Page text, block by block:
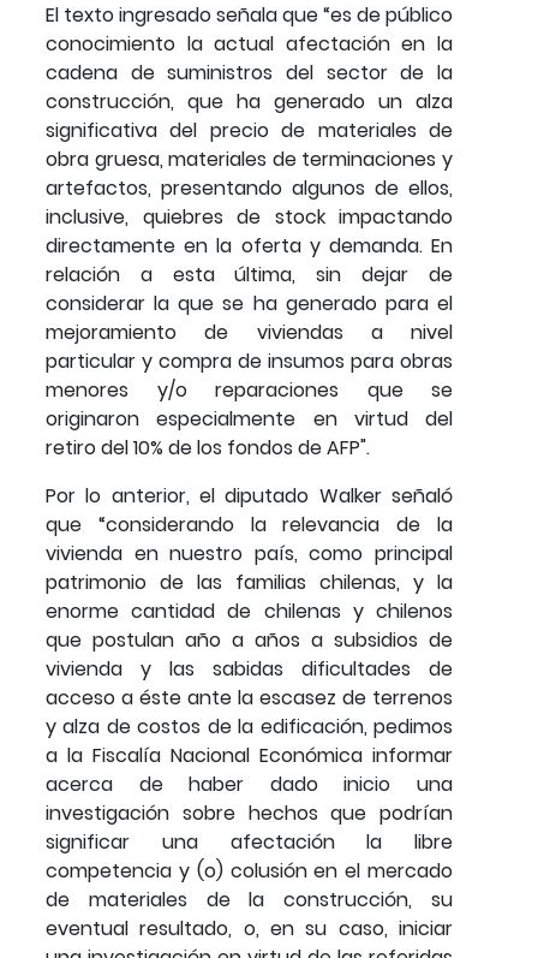
El texto ingresado señala que “es de público
conocimiento la actual afectación en la
cadena de suministros del sector de la
construcción, que ha generado un alza
significativa del precio de materiales de
obra gruesa, materiales de terminaciones y
artefactos, presentando algunos de ellos,
inclusive, quiebres de stock impactando
directamente en la oferta y demanda. En
relación a esta última, sin dejar de
considerar la que se ha generado para el
mejoramiento de viviendas a nivel
particular y compra de insumos para obras
menores y/o reparaciones que se
originaron especialmente en virtud del
retiro del 10% de los fondos de AFP".
Por lo anterior, el diputado Walker señaló
que “considerando la relevancia de la
vivienda en nuestro país, como principal
patrimonio de las familias chilenas, y la
enorme cantidad de chilenas y chilenos
que postulan año a años a subsidios de
vivienda y las sabidas dificultades de
acceso a éste ante la escasez de terrenos
y alza de costos de la edificación, pedimos
a la Fiscalía Nacional Económica informar
acerca de haber dado inicio una
investigación sobre hechos que podrían
significar una afectación la libre
competencia y (o) colusión en el mercado
de materiales de la construcción, su
eventual resultado, o, en su caso, iniciar